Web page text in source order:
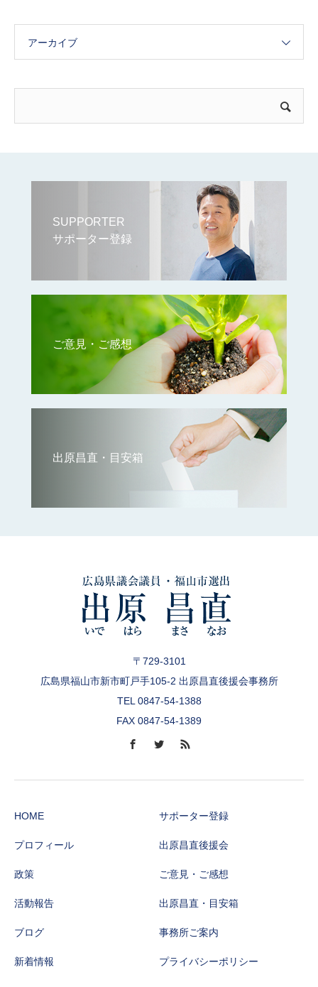
アーカイブ
SUPPORTER
サポーター登録
ご意見・ご感想
出原昌直・目安箱
〒729-3101
広島県福山市新市町戸手105-2 出原昌直後援会事務所
TEL 0847-54-1388
FAX 0847-54-1389
HOME
プロフィール
政策
活動報告
ブログ
新着情報
サポーター登録
出原昌直後援会
ご意見・ご感想
出原昌直・目安箱
事務所ご案内
プライバシーポリシー